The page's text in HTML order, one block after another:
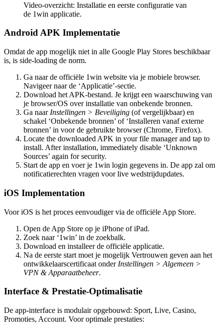
Video-overzicht: Installatie en eerste configuratie van
de 1win applicatie.
Android APK Implementatie
Omdat de app mogelijk niet in alle Google Play Stores beschikbaar
is, is side-loading de norm.
Ga naar de officiële 1win website via je mobiele browser.
Navigeer naar de ‘Applicatie’-sectie.
Download het APK-bestand. Je krijgt een waarschuwing van
je browser/OS over installatie van onbekende bronnen.
Ga naar Instellingen > Beveiliging (of vergelijkbaar) en
schakel ‘Onbekende bronnen’ of ‘Installeren vanaf externe
bronnen’ in voor de gebruikte browser (Chrome, Firefox).
Locate the downloaded APK in your file manager and tap to
install. After installation, immediately disable ‘Unknown
Sources’ again for security.
Start de app en voer je 1win login gegevens in. De app zal om
notificatierechten vragen voor live wedstrijdupdates.
iOS Implementation
Voor iOS is het proces eenvoudiger via de officiële App Store.
Open de App Store op je iPhone of iPad.
Zoek naar ‘1win’ in de zoekbalk.
Download en installeer de officiële applicatie.
Na de eerste start moet je mogelijk Vertrouwen geven aan het
ontwikkelaarscertificaat onder Instellingen > Algemeen >
VPN & Apparaatbeheer.
Interface & Prestatie-Optimalisatie
De app-interface is modulair opgebouwd: Sport, Live, Casino,
Promoties, Account. Voor optimale prestaties: